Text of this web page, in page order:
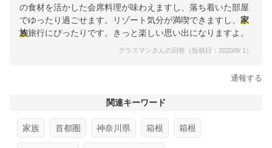
の食材を活かした会席料理が味わえますし、落ち着いた部屋
でゆったり過ごせます。リゾート気分が満喫できますし、 家
族旅行にぴったりです。きっと楽しい思い出になりますよ。
グラスマンさんの回答（投稿日：2020/8/ 1）
通報する
関連キーワード
家族 首都圏 神奈川県 箱根 箱根